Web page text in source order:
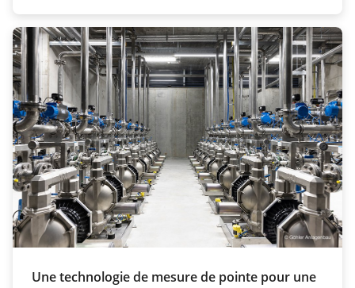
Une technologie de mesure de pointe pour une